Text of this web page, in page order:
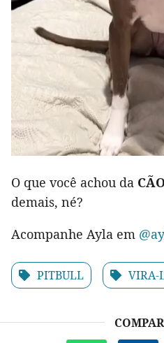
O que você achou da
demais, né?
Acompanhe Ayla em
PITBULL VIRA-